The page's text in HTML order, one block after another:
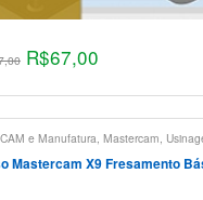
R$67,00
e Manufatura, Mastercam,
Mastercam X9 Fresamento